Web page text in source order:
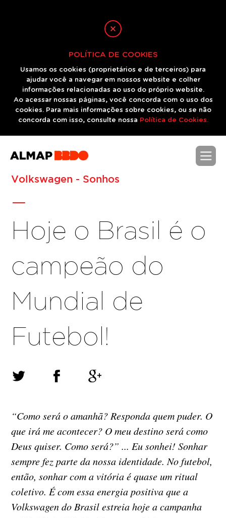
POLÍTICA DE COOKIES
Usamos os cookies (proprietários e de terceiros) para
ajudar você a navegar em nossos website e colher
informações relacionadas ao uso do próprio website.
Ao acessar nossas páginas, você concorda com o uso dos
cookies. Para mais informações sobre cookies, ou se não
concorda com isso, consulte nossa Política de Cookies.
Volkswagen - Sonhos
-
Hoje o Brasil é o
campeão do
Mundial de
Futebol!
“Como será o amanhã? Responda quem puder. O
que irá me acontecer? O meu destino será como
Deus quiser. Como será?” ... Eu sonhei! Sonhar
sempre fez parte da nossa identidade. No futebol,
então, sonhar com a vitória é quase um ritual
coletivo. É com essa energia positiva que a
Volkswagen do Brasil estreia hoje a campanha